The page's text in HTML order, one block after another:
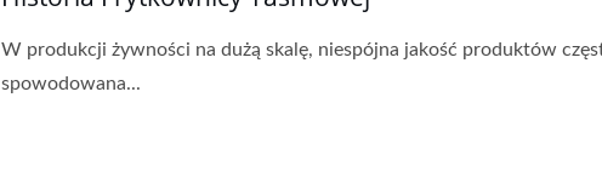
W produkcji żywności na dużą skalę, niespójna jakość produktów
spowodowana...